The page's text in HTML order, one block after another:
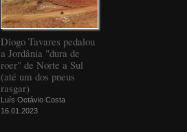
Diogo Tavares pedalou
a Jordânia "dura de
roer" de Norte a Sul
(até um dos pneus
rasgar)
Luís Octávio Costa
16.01.2023